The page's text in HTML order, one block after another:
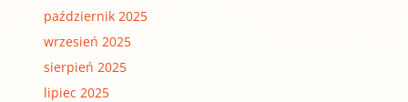
październik 2025
wrzesień 2025
sierpień 2025
lipiec 2025